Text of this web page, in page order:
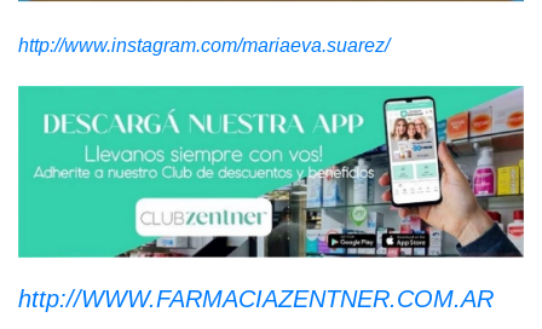
http://www.instagram.com/mariaeva.suarez/
http://WWW.FARMACIAZENTNER.COM.AR